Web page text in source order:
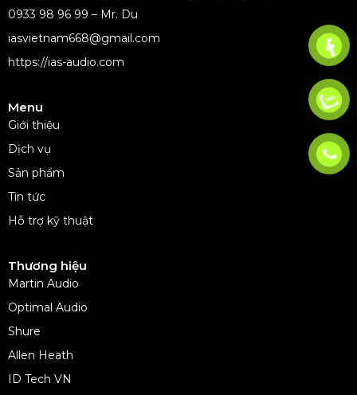
0933 98 96 99 – Mr. Du
iasvietnam668@gmail.com
https://ias-audio.com
Menu
Giới thiệu
Dịch vụ
Sản phẩm
Tin tức
Hỗ trợ kỹ thuật
Thương hiệu
Martin Audio
Optimal Audio
Shure
Allen Heath
ID Tech VN